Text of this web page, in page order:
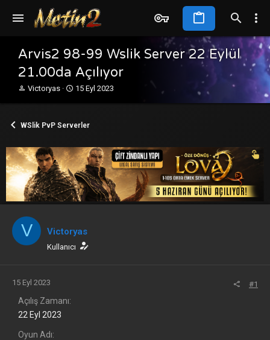
Arvis2 98-99 Wslik Server 22 Eylül
21.00da Açılıyor
K
b
u
b
a
ş
l
a
t
a
Victoryas
B
g
ı
ç
t
a
r
h
15 Eyl 2023
WSlik PvP Serverler
V Victoryas
Kullanıcı
15 Eyl 2023 #1
Açılış Zamanı
22 Eyl 2023
Oyun Adı